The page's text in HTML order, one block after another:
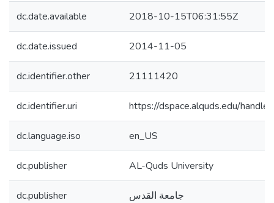
dc.date.available 2018-10-15T06:31:55Z
dc.date.issued 2014-11-05
dc.identifier.other 21111420
dc.identifier.uri https://dspace.alquds.edu/
dc.language.iso en_US
dc.publisher AL-Quds University
dc.publisher جامعة القدس